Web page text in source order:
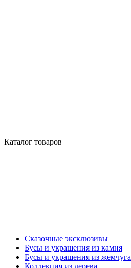
Каталог товаров
Сказочные эксклюзивы
Бусы и украшения из камня
Бусы и украшения из жемчуга
Коллекция из дерева